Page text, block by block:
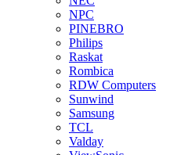
NPC
PINEBRO
Philips
Raskat
Rombica
RDW Computers
Sunwind
Samsung
TCL
Valday